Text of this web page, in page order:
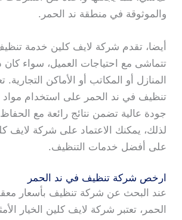
والموثوقة في منطقة ند الحمر.
أيضا، تقدم شركة لايف كلين خدمة
تتماشى مع احتياجات العميل، سواء
المنازل أو المكاتب أو الأماكن
تنظيف في ند الحمر على استخدام
جودة عالية تضمن نتائج رائعة مع الحفاظ
لذلك، يمكنك الاعتماد على شركة لايف
على أفضل خدمات التنظيف.
ارخص شركة تنظيف في ند الحمر
عند البحث عن شركة تنظيف بأسعار
الحمر، تعتبر شركة لايف كلين الخيار